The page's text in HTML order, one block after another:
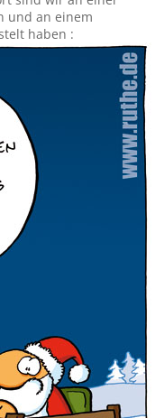
und an einem
haben :